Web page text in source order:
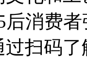
后消费
过扫码